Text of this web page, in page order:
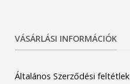
VÁSÁRLÁSI INFORMÁCIÓK
Általános Szerződési feltétlek